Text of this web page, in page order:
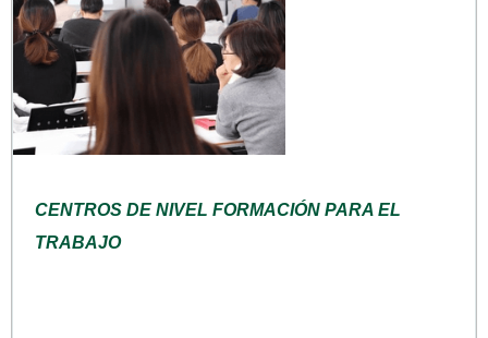
CENTROS DE NIVEL FORMACIÓN PARA EL
TRABAJO